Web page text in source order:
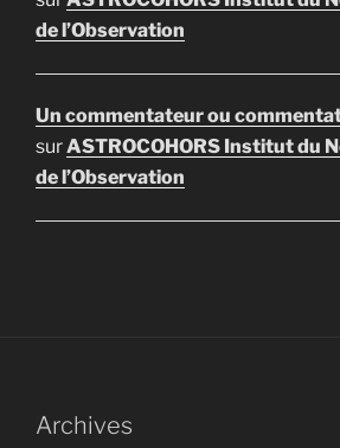
de l’Observation
Un commentateur ou
surASTROCOHORS Institut du
de l’Observation
Archives